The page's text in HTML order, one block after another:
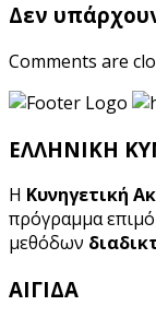
Δεν
Comments are
ΕΛΛΗΝΙΚΗ
Η Κυνηγετική
πρόγραμμα
μεθόδων
ΑΙΓΙΔΑ